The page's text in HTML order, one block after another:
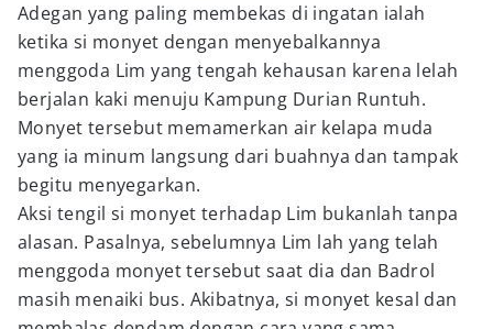
Adegan yang paling membekas di ingatan ialah
ketika si monyet dengan menyebalkannya
menggoda Lim yang tengah kehausan karena lelah
berjalan kaki menuju Kampung Durian Runtuh.
Monyet tersebut memamerkan air kelapa muda
yang ia minum langsung dari buahnya dan tampak
begitu menyegarkan.
Aksi tengil si monyet terhadap Lim bukanlah tanpa
alasan. Pasalnya, sebelumnya Lim lah yang telah
menggoda monyet tersebut saat dia dan Badrol
masih menaiki bus. Akibatnya, si monyet kesal dan